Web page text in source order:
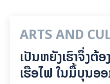
ARTS AND
ເປັນ​ຫຍັງ​ເຮົາ​ຈຶ່ງ​ຕ້
ເຮືອ​ໄຟ ໃນ​ມື້​​ບຸນ​ອ